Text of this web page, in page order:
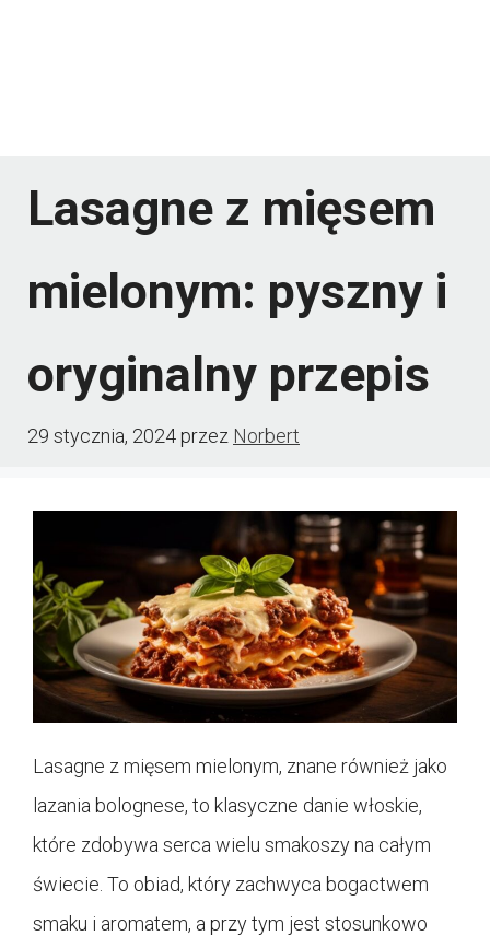
Lasagne z mięsem
mielonym: pyszny i
oryginalny przepis
29 stycznia, 2024przez Norbert
Lasagne z mięsem mielonym, znane również jako
lazania bolognese, to klasyczne danie włoskie,
które zdobywa serca wielu smakoszy na całym
świecie. To obiad, który zachwyca bogactwem
smaku i aromatem, a przy tym jest stosunkowo